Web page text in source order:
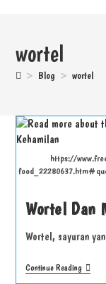
wortel
> Blog > wortel
https://
Wortel Dan
Wortel, sayuran
Continue Reading